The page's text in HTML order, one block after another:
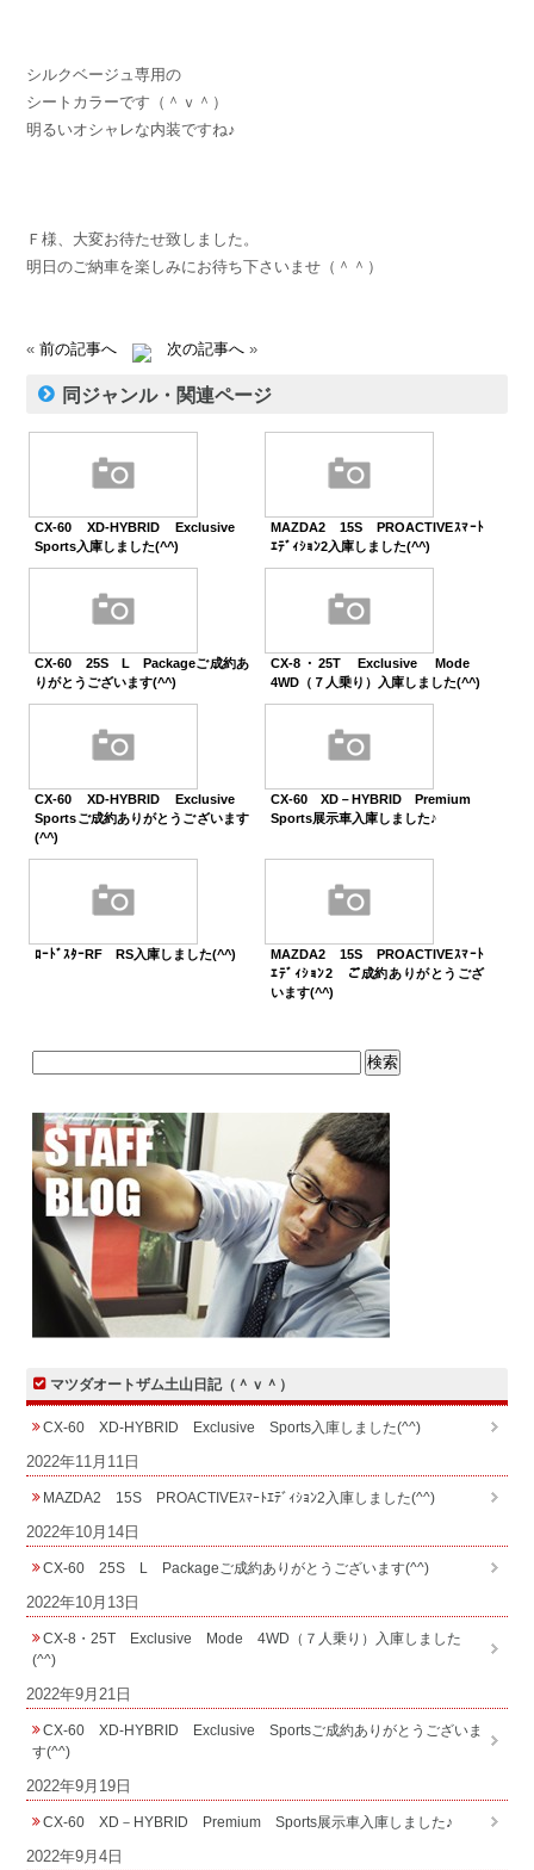
シルクベージュ専用の
シートカラーです（＾ｖ＾）
明るいオシャレな内装ですね♪
Ｆ様、大変お待たせ致しました。
明日のご納車を楽しみにお待ち下さいませ（＾＾）
«前の記事へ 次の記事へ »
同ジャンル・関連ページ
CX-60 XD-HYBRID Exclusive
Sports入庫しました(^^)
MAZDA2 15S PROACTIVEｽﾏｰﾄ
ｴﾃﾞｨｼｮﾝ2入庫しました(^^)
CX-60 25S L Packageご成約あ
りがとうございます(^^)
CX-8・25T Exclusive Mode
4WD（７人乗り）入庫しました(^^)
CX-60 XD-HYBRID Exclusive
Sportsご成約ありがとうございます
(^^)
CX-60 XD－HYBRID Premium
Sports展示車入庫しました♪
ﾛｰﾄﾞｽﾀｰRF RS入庫しました(^^)
MAZDA2 15S PROACTIVEｽﾏｰﾄ
ｴﾃﾞｨｼｮﾝ2 ご成約ありがとうござ
います(^^)
マツダオートザム土山日記（＾ｖ＾）
CX-60 XD-HYBRID Exclusive Sports入庫しました(^^)
2022年11月11日
MAZDA2 15S PROACTIVEｽﾏｰﾄｴﾃﾞｨｼｮﾝ2入庫しました(^^)
2022年10月14日
CX-60 25S L Packageご成約ありがとうございます(^^)
2022年10月13日
CX-8・25T Exclusive Mode 4WD（７人乗り）入庫しました
(^^)
2022年9月21日
CX-60 XD-HYBRID Exclusive Sportsご成約ありがとうございま
す(^^)
2022年9月19日
CX-60 XD－HYBRID Premium Sports展示車入庫しました♪
2022年9月4日